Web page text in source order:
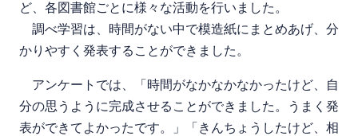
ど、各図書館ごとに様々な活動を行いました。
調べ学習は、時間がない中で模造紙にまとめあげ、分
かりやすく発表することができました。
アンケートでは、「時間がなかなかなかったけど、自
分の思うように完成させることができました。うまく発
表ができてよかったです。」「きんちょうしたけど、相